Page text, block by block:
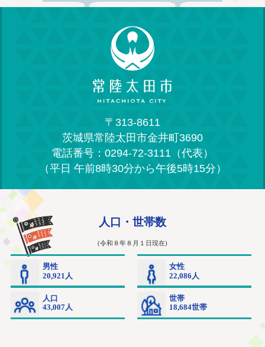
〒313-8611
茨城県常陸太田市金井町3690
電話番号：0294-72-3111（代表）
（平日 午前8時30分から午後5時15分）